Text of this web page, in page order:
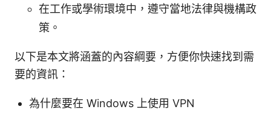
在工作或學術環境中，遵守當地法律與機構政
策。
以下是本文將涵蓋的內容綱要，方便你快速找到需
要的資訊：
為什麼要在 Windows 上使用 VPN